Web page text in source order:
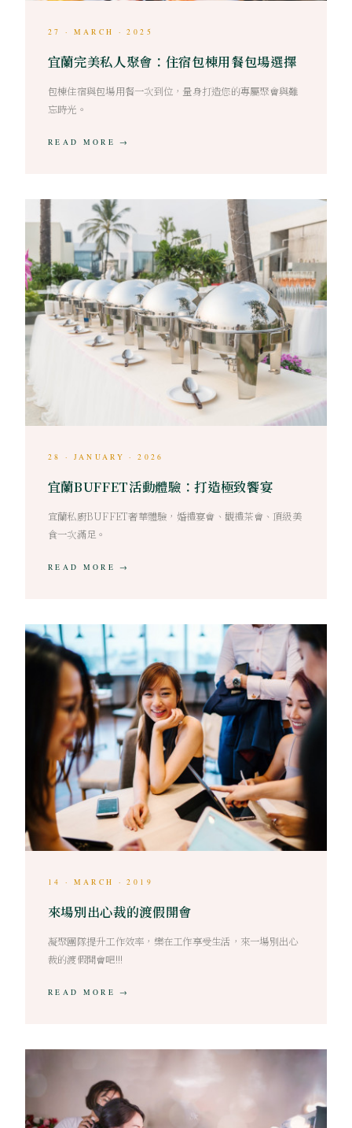
27 · MARCH · 2025
宜蘭完美私人聚會：住宿包棟用餐包場選擇
包棟住宿與包場用餐一次到位，量身打造您的專屬聚會與難
忘時光。
READ MORE →
28 · JANUARY · 2026
宜蘭BUFFET活動體驗：打造極致饗宴
宜蘭私廚BUFFET奢華體驗，婚禮宴會、觀禮茶會、頂級美
食一次滿足。
READ MORE →
14 · MARCH · 2019
來場別出心裁的渡假開會
凝聚團隊提升工作效率，樂在工作享受生活，來一場別出心
裁的渡假開會吧!!!
READ MORE →